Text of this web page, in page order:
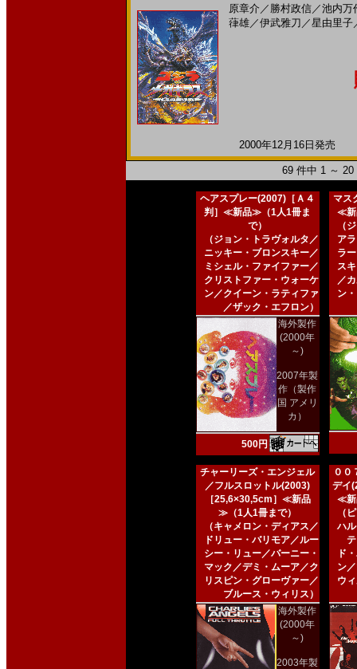
原章介 ／ 勝村政信／池内万
葎雄／伊武雅刀 ／星由里子
2000年12月16日発売
69 件中 1 ～
ヘアスプレー(2007)［Ａ４
判］≪新品≫（1人1冊ま
で）
（ジョン・トラヴォルタ／
ニッキー・ブロンスキー／
ミシェル・ファイファー／
クリストファー・ウォーケ
ン／クイーン・ラティファ
／ザック・エフロン）
海外製作
(2000年
～)
2007年製
作（製作
国 アメリ
カ）
500円
マス
≪新
（
ア
ラ
ス
／
ン
チャーリーズ・エンジェル
／フルスロットル(2003)
［25,6×30,5cm］≪新品
≫（1人1冊まで）
（キャメロン・ディアス／
ドリュー・バリモア／ルー
シー・リュー／バーニー・
マック／デミ・ムーア／ク
リスピン・グローヴァー／
ブルース・ウィリス）
海外製作
(2000年
～)
2003年製
００
デイ
≪新
（
ハ
ド
ン
ウ